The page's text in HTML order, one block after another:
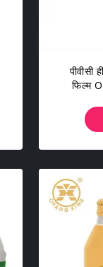
पीवीसी
फिल्म